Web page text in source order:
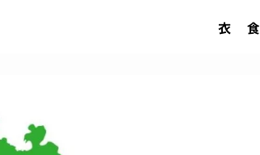
衣 食